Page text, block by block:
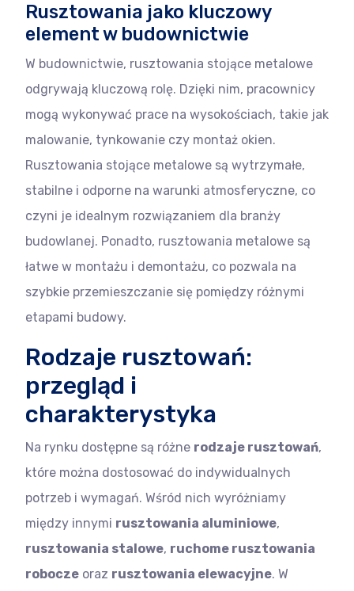
Rusztowania jako kluczowy
element w budownictwie
W budownictwie, rusztowania stojące metalowe
odgrywają kluczową rolę. Dzięki nim, pracownicy
mogą wykonywać prace na wysokościach, takie jak
malowanie, tynkowanie czy montaż okien.
Rusztowania stojące metalowe są wytrzymałe,
stabilne i odporne na warunki atmosferyczne, co
czyni je idealnym rozwiązaniem dla branży
budowlanej. Ponadto, rusztowania metalowe są
łatwe w montażu i demontażu, co pozwala na
szybkie przemieszczanie się pomiędzy różnymi
etapami budowy.
Rodzaje rusztowań:
przegląd i
charakterystyka
Na rynku dostępne są różne rodzaje rusztowań,
które można dostosować do indywidualnych
potrzeb i wymagań. Wśród nich wyróżniamy
między innymi rusztowania aluminiowe,
rusztowania stalowe, ruchome rusztowania
robocze oraz rusztowania elewacyjne. W